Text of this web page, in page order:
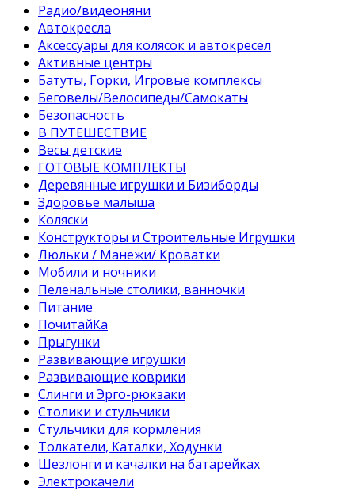
Pадио/видеоняни
Автокресла
Аксессуары для колясок и автокресел
Активные центры
Батуты, Горки, Игровые комплексы
Беговелы/Велосипеды/Самокаты
Безопасность
В ПУТЕШЕСТВИЕ
Весы детские
ГОТОВЫЕ КОМПЛЕКТЫ
Деревянные игрушки и Бизиборды
Здоровье малыша
Коляски
Конструкторы и Строительные Игрушки
Люльки / Манежи/ Кроватки
Мобили и ночники
Пеленальные столики, ванночки
Питание
ПочитайКа
Прыгунки
Развивающие игрушки
Развивающие коврики
Слинги и Эрго-рюкзаки
Столики и стульчики
Стульчики для кормления
Толкатели, Каталки, Ходунки
Шезлонги и качалки на батарейках
Электрокачели